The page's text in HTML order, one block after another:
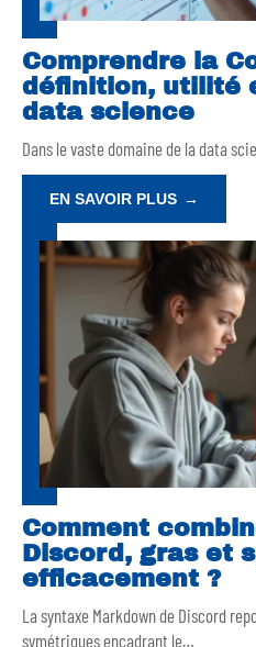
Comprendre la
définition, utilité
data science
Dans le vaste domaine de la data
EN SAVOIR PLUS
Comment
Discord, gras et
efficacement ?
La syntaxe Markdown de Discord
symétriques encadrant le…